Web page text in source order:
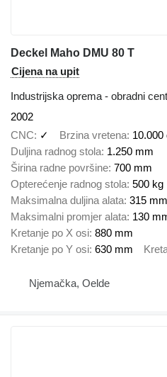
Deckel Maho DMU 80 T
Cijena na upit
Industrijska oprema - obradni
2002
CNC
✓ Brzina vretena 10.000
Duljina radnog stola 1.250 mm
Širina radne površine 700 mm
Opterećenje radnog stola 500 kg
Maksimalna duljina alata 315 mm
Maksimalni promjer alata 130
Kretanje po X osi 880 mm
Kretanje po Y osi 630 mm
Njemačka, Oelde